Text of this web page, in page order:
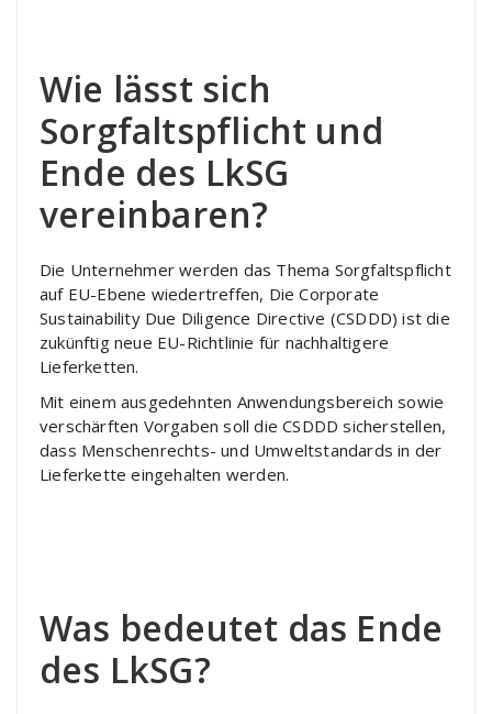
Wie lässt sich
Sorgfaltspflicht und
Ende des LkSG
vereinbaren?
Die Unternehmer werden das Thema Sorgfaltspflicht
auf EU-Ebene wiedertreffen, Die Corporate
Sustainability Due Diligence Directive (CSDDD) ist die
zukünftig neue EU-Richtlinie für nachhaltigere
Lieferketten.
Mit einem ausgedehnten Anwendungsbereich sowie
verschärften Vorgaben soll die CSDDD sicherstellen,
dass Menschenrechts- und Umweltstandards in der
Lieferkette eingehalten werden.
Was bedeutet das Ende
des LkSG?